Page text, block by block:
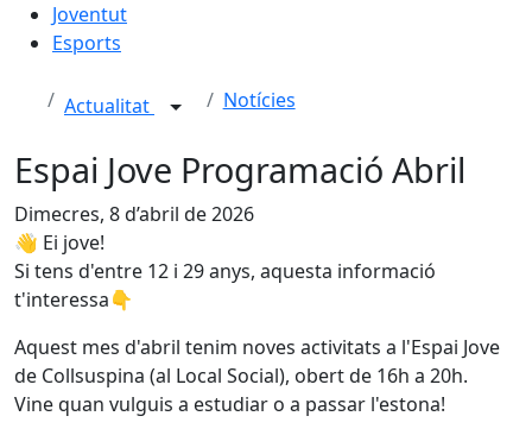
Joventut
Esports
Actualitat Notícies
Espai Jove Programació Abril
Dimecres, 8 d’abril de 2026
👋 Ei jove!
Si tens d'entre 12 i 29 anys, aquesta informació
t'interessa👇
Aquest mes d'abril tenim noves activitats a l'Espai Jove
de Collsuspina (al Local Social), obert de 16h a 20h.
Vine quan vulguis a estudiar o a passar l'estona!